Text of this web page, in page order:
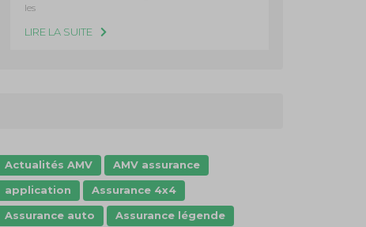
les
LIRE LA SUITE
Actualités AMV
AMV assurance
application
Assurance 4x4
Assurance auto
Assurance légende